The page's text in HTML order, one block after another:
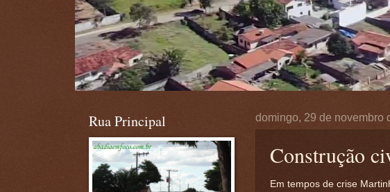
domingo, 29 de novembro
Construção
Em tempos de crise
Rua Principal